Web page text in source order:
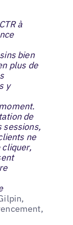
à
bien
plus de
y
de
sessions,
ne
cliquer,